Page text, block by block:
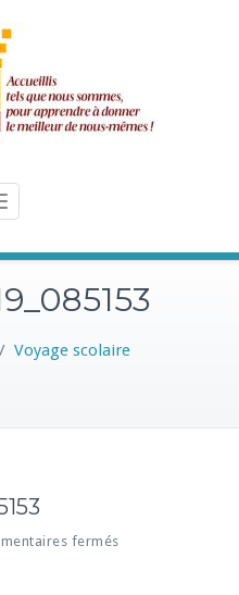
Voyage scolaire
fermés